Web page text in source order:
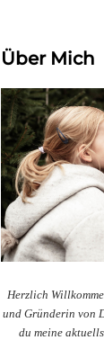
Über Mich
Herzlich
und Gründerin von
du meine